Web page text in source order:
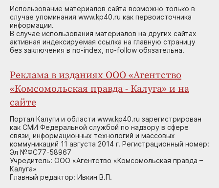
Использование материалов сайта возможно только в
случае упоминания www.kp40.ru как первоисточника
информации.
В случае использования материалов на других сайтах
активная индексируемая ссылка на главную страницу
без заключения в no-index, no-follow обязательна.
Реклама в изданиях ООО «Агентство
«Комсомольская правда - Калуга» и на
сайте
Портал Калуги и области www.kp40.ru зарегистрирован
как СМИ Федеральной службой по надзору в сфере
связи, информационных технологий и массовых
коммуникаций 11 августа 2014 г. Регистрационный номер:
Эл №ФС77-58967
Учредитель: ООО «Агентство «Комсомольская правда –
Калуга»
Главный редактор: Ивкин В.П.